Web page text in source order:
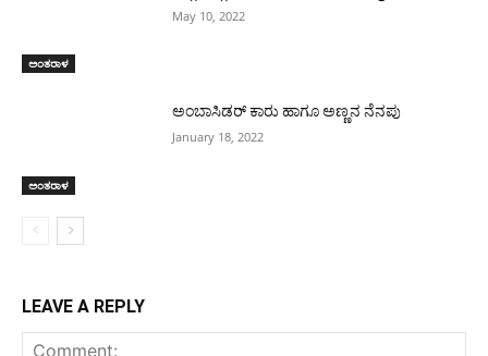
ಅಂತರಾಳ
May 10, 2022
ಅಂತರಾಳ
ಅಂಬಾಸಿಡರ್ ಕಾರು ಹಾಗೂ ಅಣ್ಣನ ನೆನಪು
January 18, 2022
LEAVE A REPLY